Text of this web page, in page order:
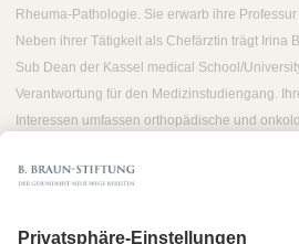
Rheuma-Pathologie. Sie erwarb ihre
Neben ihrer Tätigkeit als Chefärztin trägt Irina
Sub Dean der Kassel medical School/
Verantwortung für den Medizinstudiengang.
Interessen umfassen orthopädische und